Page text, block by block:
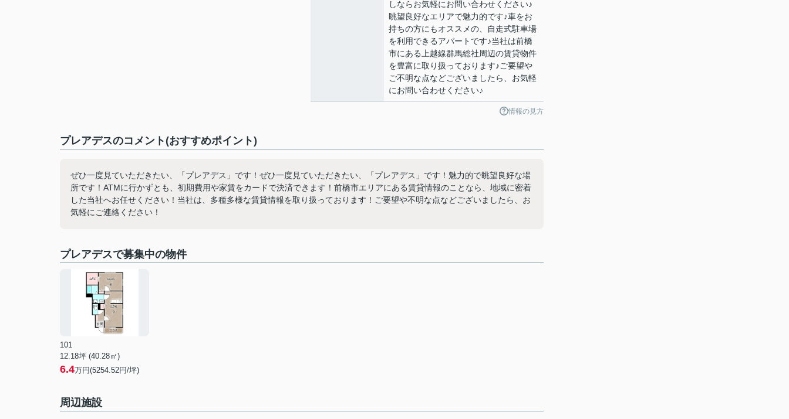
しならお気軽にお問い合わせください♪
眺望良好なエリアで魅力的です♪車をお
持ちの方にもオススメの、自走式駐車場
を利用できるアパートです♪当社は前橋
市にある上越線群馬総社周辺の賃貸物件
を豊富に取り扱っております♪ご要望や
ご不明な点などございましたら、お気軽
にお問い合わせください♪
情報の見方
プレアデスのコメント(おすすめポイント)
ぜひ一度見ていただきたい、「プレアデス」です！ぜひ一度見ていただきたい、「プレアデス」です！魅力的で眺望良好な場
所です！ATMに行かずとも、初期費用や家賃をカードで決済できます！前橋市エリアにある賃貸情報のことなら、地域に密着
した当社へお任せください！当社は、多種多様な賃貸情報を取り扱っております！ご要望や不明な点などございましたら、お
気軽にご連絡ください！
プレアデスで募集中の物件
101
12.18坪 (40.28㎡)
6.4万円(5254.52円/坪)
周辺施設